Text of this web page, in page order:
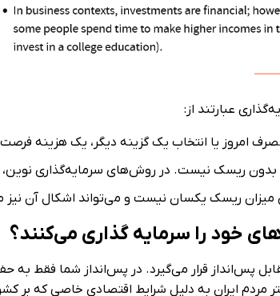
عبارتند از:‏
امروز یا انتخاب یک گزینه دیگر، یک هزینه
ریسک نیست. در روش‌های سرمایه‌گذاری نوین،
ریسک یکسان نیست و می‌تواند اشکال آن نیز
خود را سرمایه گذاری می‌کنند؟
پس‌انداز قرار می‌گیرد. در پس‌انداز شما فقط به
ایران به دلیل ‏شرایط اقتصادی خاصی که بر